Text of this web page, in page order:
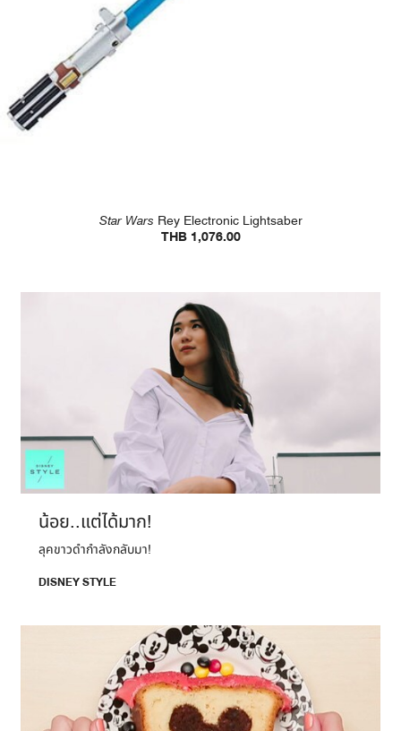
Star Wars Rey Electronic Lightsaber
THB 1,076.00
น้อย..แต่ได้มาก!
ลุคขาวดำกำลังกลับมา!
DISNEY STYLE